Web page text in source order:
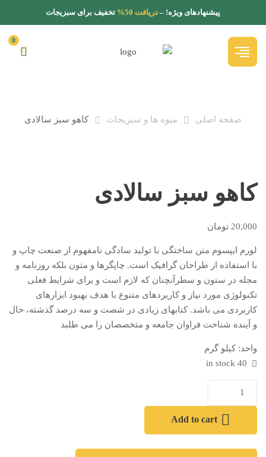
پیشنهادهای ویژه! – دریافت 50% تخفیف برای سبزیجات
0
صفحه اصلی میوه ها و سبزیجات کاهو سبز سالادی
کاهو سبز سالادی
20,000 تومان
لورم ایپسوم متن ساختگی با تولید سادگی نامفهوم از صنعت چاپ و
با استفاده از طراحان گرافیک است. چاپگرها و متون بلکه روزنامه و
مجله در ستون و سطرآنچنان که لازم است و برای شرایط فعلی
تکنولوژی مورد نیاز و کاربردهای متنوع با هدف بهبود ابزارهای
کاربردی می باشد. کتابهای زیادی در شصت و سه درصد گذشته، حال
و آینده شناخت فراوان جامعه و متخصصان را می طلبد
واحد: کیلو گرم
40 in stock
Add to cart